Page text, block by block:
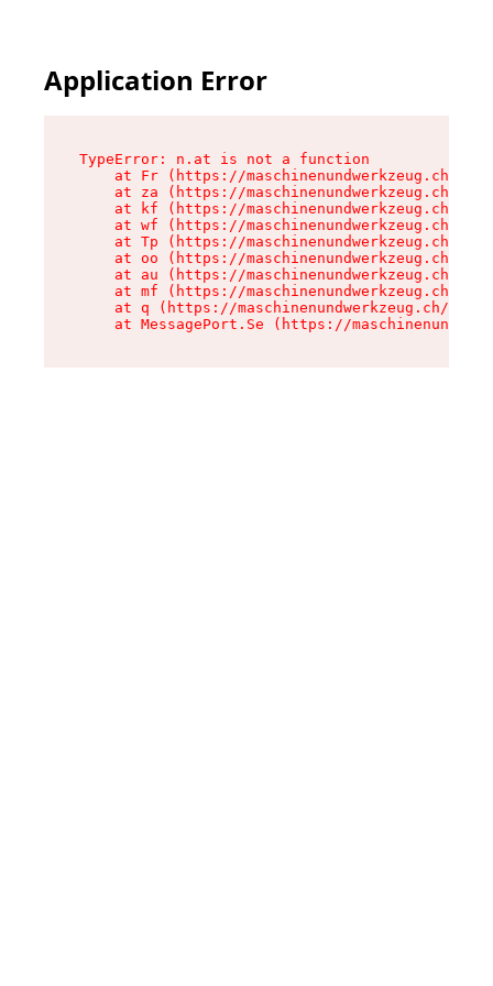
Application Error
TypeError: n.at is not a function
at Fr (https://maschinenundwerkzeug.ch/
at za (https://maschinenundwerkzeug.ch/
at kf (https://maschinenundwerkzeug.ch/
at wf (https://maschinenundwerkzeug.ch/
at Tp (https://maschinenundwerkzeug.ch/
at oo (https://maschinenundwerkzeug.ch/
at au (https://maschinenundwerkzeug.ch/
at mf (https://maschinenundwerkzeug.ch/
at q (https://maschinenundwerkzeug.ch/
at MessagePort.Se (https://